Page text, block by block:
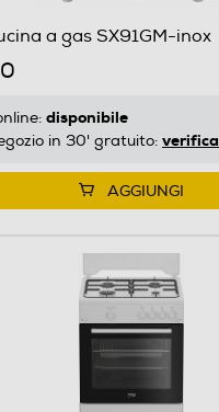
a gas SX91GM-inox
disponibile
in 30' gratuito: verifica
AGGIUNGI